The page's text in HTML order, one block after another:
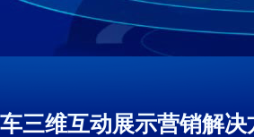
三维互动展示营销解决